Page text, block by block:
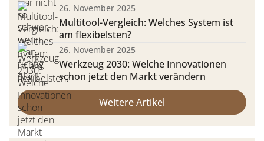
26. November 2025
Multitool-Vergleich: Welches System ist
am flexibelsten?
26. November 2025
Werkzeug 2030: Welche Innovationen
schon jetzt den Markt verändern
Weitere Artikel